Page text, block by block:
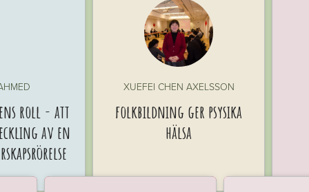
roll - att
av en
XUEFEI CHEN AXELSSON
folkbildning ger psysika
hälsa